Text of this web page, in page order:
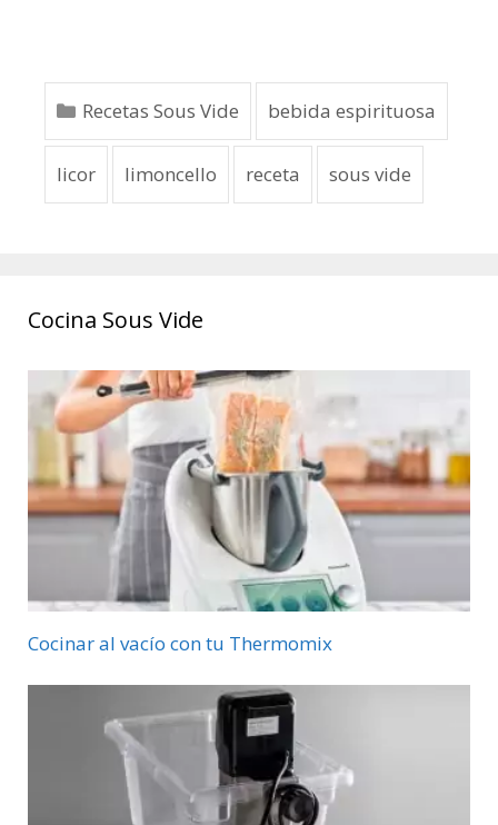
Recetas Sous Vide bebida espirituosa
licor limoncello receta sous vide
Cocina Sous Vide
Cocinar al vacío con tu Thermomix